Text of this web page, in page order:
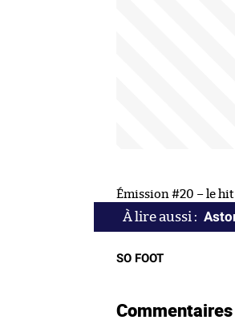
Émission #20 – le hit
SO FOOT
Commentaires